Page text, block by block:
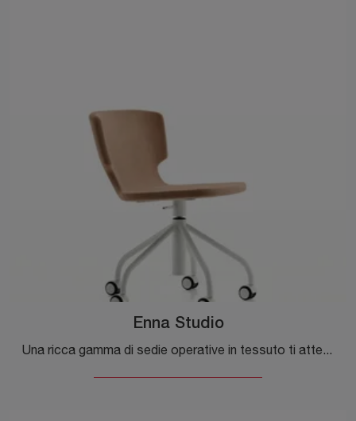
Enna Studio
Una ricca gamma di sedie operative in tessuto ti attende! Il modello Enna Studio di Alias ti attende!